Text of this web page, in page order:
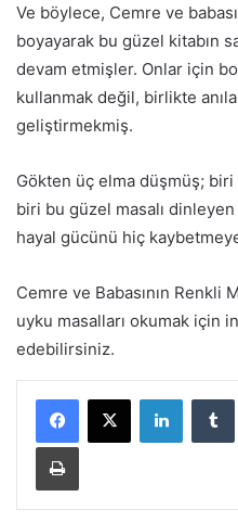
Ve böylece, Cemre ve
boyayarak bu güzel kitabın
devam etmişler. Onlar için
kullanmak değil, birlikte
geliştirmekmiş.
Gökten üç elma düşmüş; biri
biri bu güzel masalı
hayal gücünü hiç
Cemre ve Babasının Renkli
uyku masalları okumak için
edebilirsiniz.
LinkedIn
Yazdır